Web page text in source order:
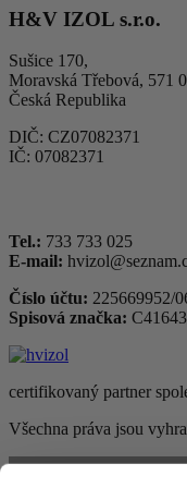
H&V IZOL s.r.o.
Sušice 170,
Moravská Třebová, 571
Česká Republika
DIČ: CZ07082371
IČ: 07082371
Tel.: 733 733 025
E-mail:
Číslo účtu: 225669952/
Spisová značka:
certifikovaný partner
Všechna práva jsou